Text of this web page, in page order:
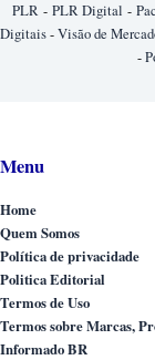
PLR - PLR Digital -
Digitais-Visão de
-
Menu
Home
Quem Somos
Política de privacidade
Politica Editorial
Termos de Uso
Termos sobre Marcas,
Informado BR